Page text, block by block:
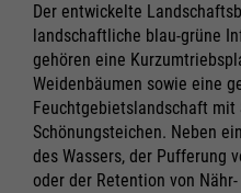
Der entwickelte
landschaftliche blau-grüne
gehören eine
Weidenbäumen sowie eine
Feuchtgebietslandschaft mit
Schönungsteichen. Neben
des Wassers, der Pufferung
oder der Retention von
Notwendig
Notwendig